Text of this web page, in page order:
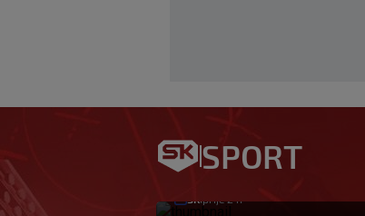
SPORT
Ovo se
godina